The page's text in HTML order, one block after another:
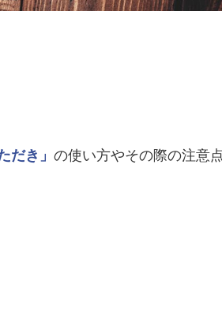
だき」 の使い方やその際の注意